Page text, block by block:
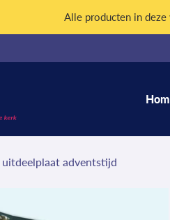
Alle producten in
adventstijd